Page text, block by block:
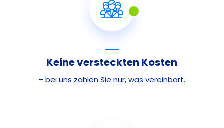
Keine versteckten Kosten
– bei uns zahlen Sie nur, was vereinbart.